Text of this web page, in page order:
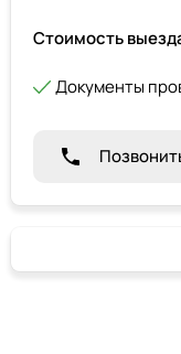
Стоимость
Документы